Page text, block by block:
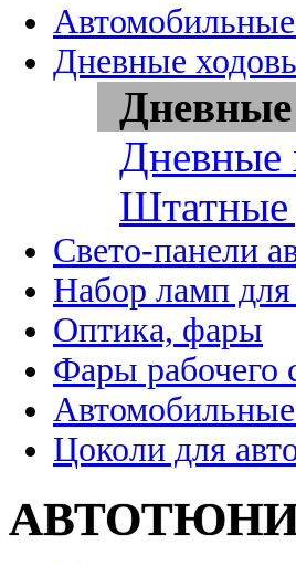
Дневные
Дневные
Дневные
Штатные
Свето-панели
Набор ламп для
Оптика, фары
Фары рабочего
Цоколи для